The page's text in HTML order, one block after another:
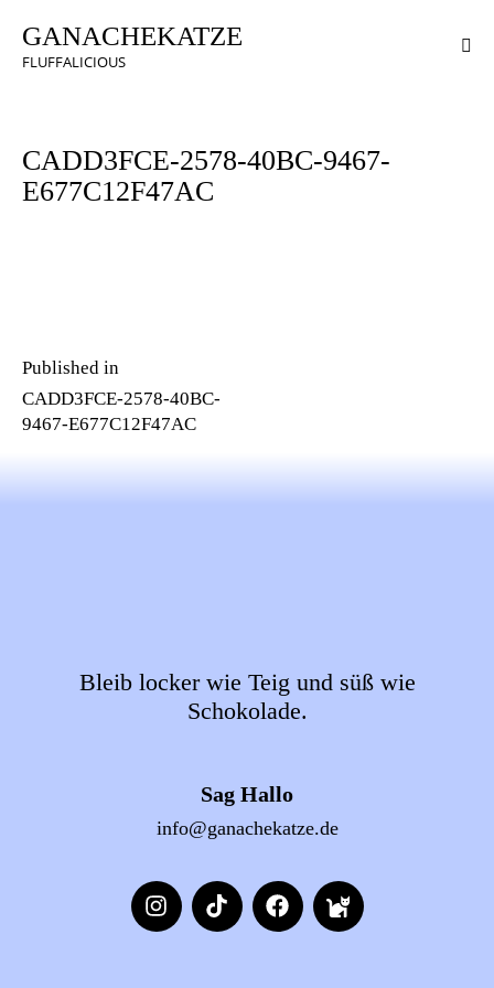
GANACHEKATZE
FLUFFALICIOUS
CADD3FCE-2578-40BC-9467-
E677C12F47AC
Published in
CADD3FCE-2578-40BC-
9467-E677C12F47AC
Bleib locker wie Teig und süß wie
Schokolade.
Sag Hallo
info@ganachekatze.de